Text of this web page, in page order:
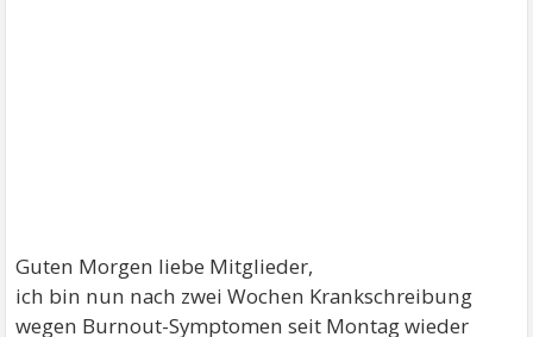
Guten Morgen liebe Mitglieder,
ich bin nun nach zwei Wochen Krankschreibung
wegen Burnout-Symptomen seit Montag wieder